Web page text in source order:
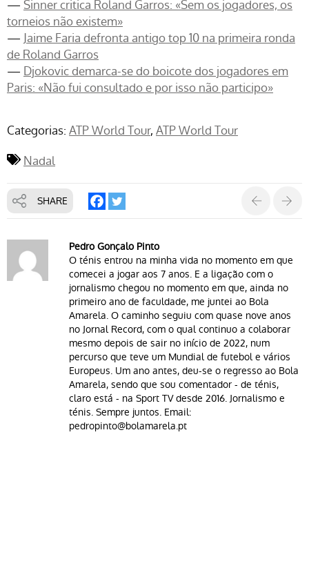
— Sinner critica Roland Garros: «Sem os jogadores, os
torneios não existem»
— Jaime Faria defronta antigo top 10 na primeira ronda
de Roland Garros
— Djokovic demarca-se do boicote dos jogadores em
Paris: «Não fui consultado e por isso não participo»
Categorias: ATP World Tour ATP World Tour
Nadal
SHARE
Pedro Gonçalo Pinto
O ténis entrou na minha vida no momento em que
comecei a jogar aos 7 anos. E a ligação com o
jornalismo chegou no momento em que, ainda no
primeiro ano de faculdade, me juntei ao Bola
Amarela. O caminho seguiu com quase nove anos
no Jornal Record, com o qual continuo a colaborar
mesmo depois de sair no início de 2022, num
percurso que teve um Mundial de futebol e vários
Europeus. Um ano antes, deu-se o regresso ao Bola
Amarela, sendo que sou comentador - de ténis,
claro está - na Sport TV desde 2016. Jornalismo e
ténis. Sempre juntos. Email:
pedropinto@bolamarela.pt